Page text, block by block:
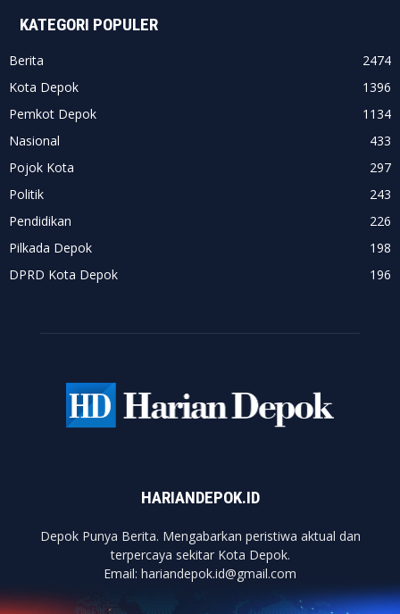
KATEGORI POPULER
Berita
2474
Kota Depok
1396
Pemkot Depok
1134
Nasional
433
Pojok Kota
297
Politik
243
Pendidikan
226
Pilkada Depok
198
DPRD Kota Depok
196
HARIANDEPOK.ID
Depok Punya Berita. Mengabarkan peristiwa aktual dan
terpercaya sekitar Kota Depok.
Email: hariandepok.id@gmail.com